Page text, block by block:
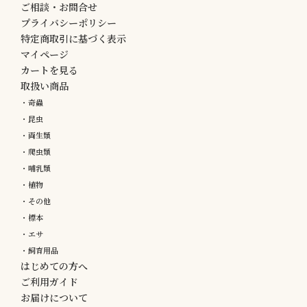
ご相談・お問合せ
プライバシーポリシー
特定商取引に基づく表示
マイページ
カートを見る
取扱い商品
・奇蟲
・昆虫
・両生類
・爬虫類
・哺乳類
・植物
・その他
・標本
・エサ
・飼育用品
はじめての方へ
ご利用ガイド
お届けについて